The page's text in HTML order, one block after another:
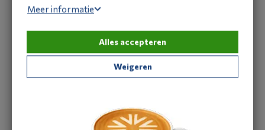
Meer informatie
Alles accepteren
Weigeren